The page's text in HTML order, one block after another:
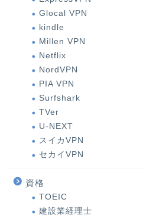
Glocal VPN
kindle
Millen VPN
Netflix
NordVPN
PIA VPN
Surfshark
TVer
U-NEXT
スイカVPN
セカイVPN
資格
TOEIC
建設業経理士